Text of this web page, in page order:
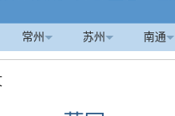
常州 苏州 南通